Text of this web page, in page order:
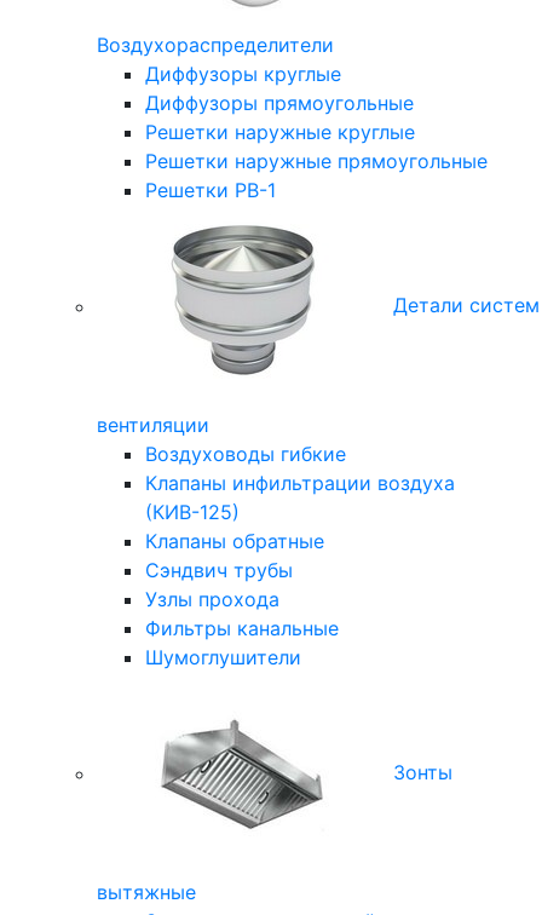
Воздухораспределители
Диффузоры круглые
Диффузоры прямоугольные
Решетки наружные круглые
Решетки наружные прямоугольные
Решетки РВ-1
Детали систем
вентиляции
Воздуховоды гибкие
Клапаны инфильтрации воздуха
(КИВ-125)
Клапаны обратные
Сэндвич трубы
Узлы прохода
Фильтры канальные
Шумоглушители
Зонты
вытяжные